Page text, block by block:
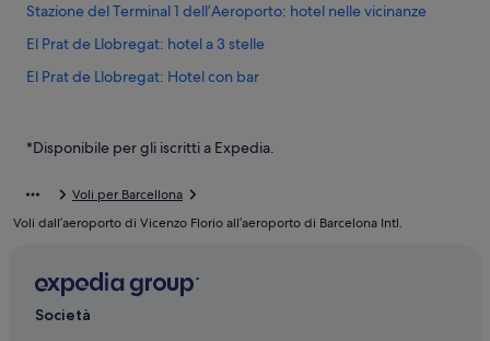
Stazione del Terminal 1 dell’Aeroporto: hotel nelle vicinanze
El Prat de Llobregat: hotel a 3 stelle
El Prat de Llobregat: Hotel con bar
El Prat de Llobregat: SB Hotels
El Prat de Llobregat: hotel BCN Urban
El Prat de Llobregat: Best Hotels
El Prat de Llobregat: Residence
*Disponibile per gli iscritti a Expedia.
Voli per Barcellona
Voli dall’aeroporto di Vicenzo Florio all’aeroporto di Barcelona Intl.
Società